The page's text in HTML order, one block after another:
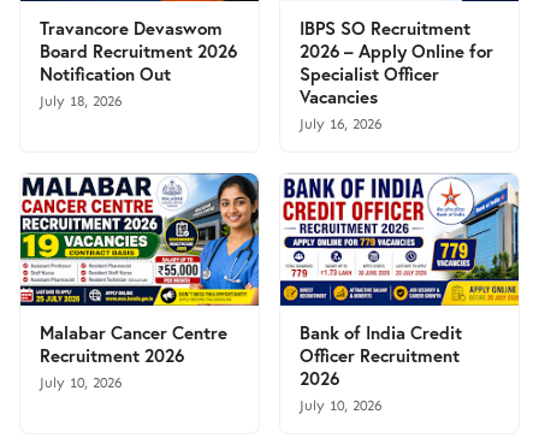
Travancore Devaswom
Board Recruitment 2026
Notification Out
July 18, 2026
IBPS SO Recruitment
2026 – Apply Online for
Specialist Officer
Vacancies
July 16, 2026
Malabar Cancer Centre
Recruitment 2026
July 10, 2026
Bank of India Credit
Officer Recruitment
2026
July 10, 2026